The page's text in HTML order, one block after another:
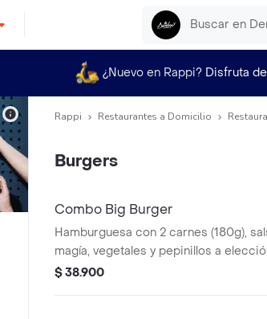
¿Nuevo en Rappi? Disfruta de
Rappi Restaurantes a Domicilio
Burgers
Combo Big Burger
Hamburguesa con 2 carnes (180g),
magía, vegetales y pepinillos a
papas + bebida.
$ 38.900